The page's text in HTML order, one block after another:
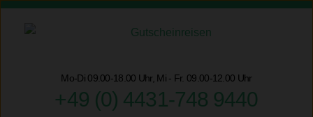
Zum
Mo-Di 09.00-18.00 Uhr, Mi - Fr. 09.00-12.00 Uhr
+49 (0) 4431-748 9440